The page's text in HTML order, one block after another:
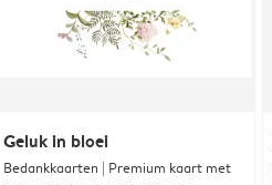
Geluk in bloei
Bedankkaarten | Premium kaart met